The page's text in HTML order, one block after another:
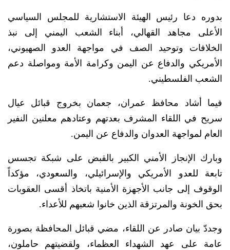
بدوره دعا رئيس الهيئة الاستشارية للمجلس السياسي
الأعلى مجاهد القهالي، أبناء الشعب اليمني إلى نبذ
الخلافات وتوحيد الصف في مواجهة العدو الصهيوني،
الأمريكي والدفاع عن اليمن وكرامة الأمة ومواصلة دعم
الشعب الفلسطيني.
فيما أشاد محافظ عمران، جعمان بخروج قبائل عيال
سريح في اللقاء المشرف بعدتهم وعتادهم معلنين النفير
العام لمواجهة العدوان والدفاع عن اليمن.
وبارك الإنجاز الأمني الكبير بالقبض على شبكة تجسس
تابعة للعدو الأمريكي والإسرائيلي، والسعودي، مؤكداً
الوقوف إلى جانب الأجهزة الأمنية باتخاذ أقسى العقوبات
بحق الخونة والمرتزقة الذين خانوا شعبهم للأعداء.
وجددّ بيان صادر عن اللقاء، مضي قبائل المحافظة بصورة
عامة على عهد الشهداء العظماء، ولقضيتهم حاملون،